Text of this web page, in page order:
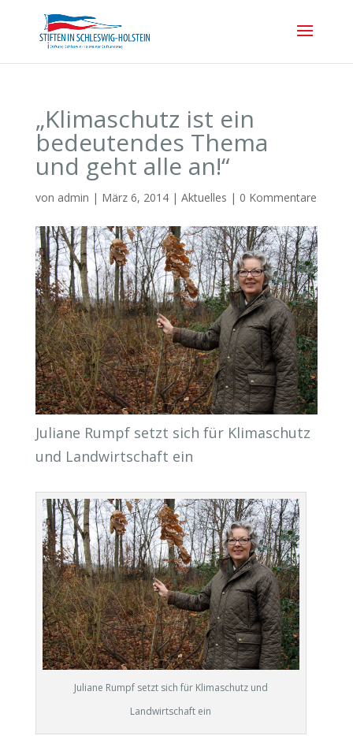
„Klimaschutz ist ein
bedeutendes Thema
und geht alle an!“
von admin | März 6, 2014| Aktuelles | 0 Kommentare
Juliane Rumpf setzt sich für Klimaschutz
und Landwirtschaft ein
Juliane Rumpf setzt sich für Klimaschutz und
Landwirtschaft ein